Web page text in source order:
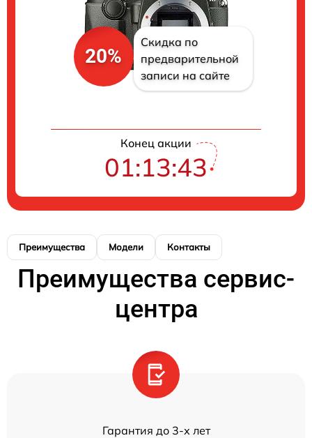
20%
Скидка по
предварительной
записи на сайте
Конец акции
01:13:43
Преимущества Модели Контакты
Преимущества сервис-
центра
Гарантия до 3-х лет